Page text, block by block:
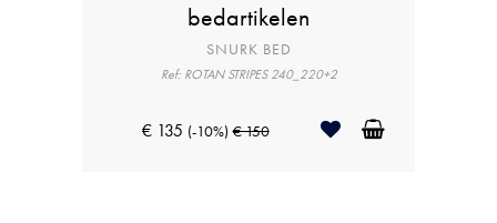
bedartikelen
SNURK BED
Ref: ROTAN STRIPES 240_220+2
€ 135 (-10%) € 150